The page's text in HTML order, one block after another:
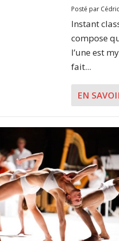
Posté par
Instant
compose
l’une est
fait...
EN